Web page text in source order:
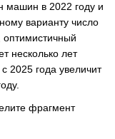
машин в 2022 году и
варианту число
оптимистичный
несколько лет
2025 года увеличит
фрагмент